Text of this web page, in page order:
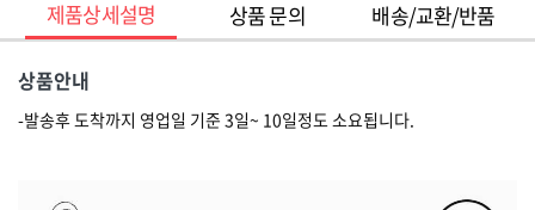
제품상세설명 상품 문의 배송/교환/반품
상품안내
-발송후 도착까지 영업일 기준 3일~ 10일정도 소요됩니다.